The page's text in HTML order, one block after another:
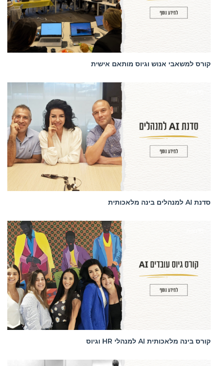
קורס למשאבי אנוש וגיוס מותאם אישית
סדנת AI למנהלים בינה מלאכותית
קורס בינה מלאכותית AI למנהלי HR וגיוס